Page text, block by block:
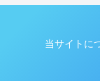
当サイトに